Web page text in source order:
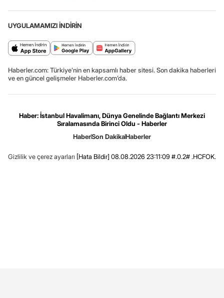
UYGULAMAMIZI İNDİRİN
Haberler.com: Türkiye’nin en kapsamlı haber sitesi. Son dakika haberleri
ve en güncel gelişmeler Haberler.com’da.
Haber: İstanbul Havalimanı, Dünya Genelinde Bağlantı Merkezi
Sıralamasında Birinci Oldu - Haberler
HaberSon DakikaHaberler
Gizlilik ve çerez ayarları [Hata Bildir] 08.08.2026 23:11:09 #.0.2# .HCFOK.